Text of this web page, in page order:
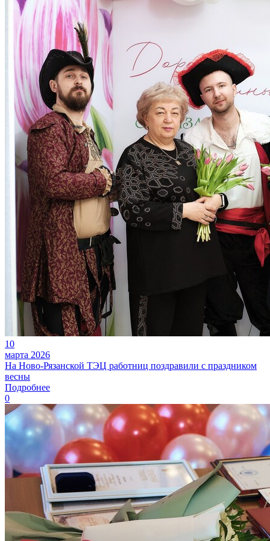
10
марта 2026
На Ново-Рязанской ТЭЦ работниц поздравили с праздником
весны
Подробнее
0